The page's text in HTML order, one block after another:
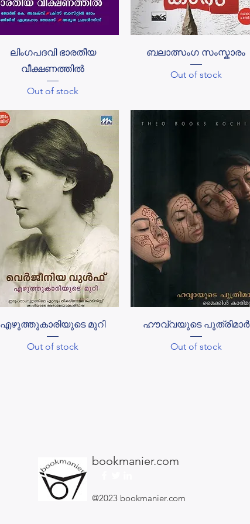
Quick View
ലിംഗപദവി ഭാരതീയ
വീക്ഷണത്തിൽ
Out of stock
Quick View
ബലാത്സംഗ സംസ്കാരം
Out of stock
Quick View
എഴുത്തുകാരിയുടെ മുറി
Out of stock
Quick View
ഹൗവ്വയുടെ പുത്രിമാർ
Out of stock
bookmanier.com
@2023 bookmanier.com